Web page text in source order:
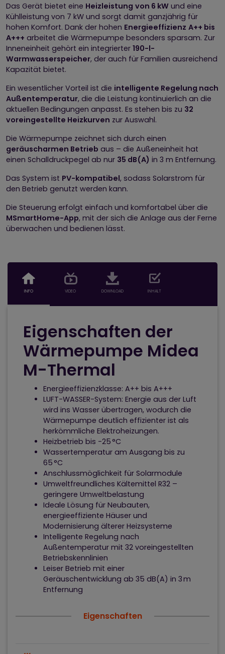
Das Gerät bietet eine Heizleistung von 6 kW und eine
Kühlleistung von 7 kW und sorgt damit ganzjährig für
hohen Komfort. Dank der hohen Energieeffizienz A++ bis
A+++ arbeitet die Wärmepumpe besonders sparsam. Zur
Inneneinheit gehört ein integrierter 190-l-
Warmwasserspeicher, der auch für Familien ausreichend
Kapazität bietet.
Ein wesentlicher Vorteil ist die intelligente Regelung nach
Außentemperatur, die die Leistung kontinuierlich an die
aktuellen Bedingungen anpasst. Es stehen bis zu 32
voreingestellte Heizkurven zur Auswahl.
Die Wärmepumpe zeichnet sich durch einen
geräuscharmen Betrieb aus – die Außeneinheit hat
einen Schalldruckpegel ab nur 35 dB(A) in 3 m Entfernung.
Das System ist PV-kompatibel, sodass Solarstrom für
den Betrieb genutzt werden kann.
Die Steuerung erfolgt einfach und komfortabel über die
MSmartHome-App, mit der sich die Anlage aus der Ferne
überwachen und bedienen lässt.
INFO VIDEO DOWNLOAD INHALT
Eigenschaften der
Wärmepumpe Midea
M-Thermal
Energieeffizienzklasse: A++ bis A+++
LUFT-WASSER-System: Energie aus der Luft
wird ins Wasser übertragen, wodurch die
Wärmepumpe deutlich effizienter ist als
herkömmliche Elektroheizungen.
Heizbetrieb bis -25 °C
Wassertemperatur am Ausgang bis zu
65 °C
Anschlussmöglichkeit für Solarmodule
Umweltfreundliches Kältemittel R32 –
geringere Umweltbelastung
Ideale Lösung für Neubauten,
energieeffiziente Häuser und
Modernisierung älterer Heizsysteme
Intelligente Regelung nach
Außentemperatur mit 32 voreingestellten
Betriebskennlinien
Leiser Betrieb mit einer
Geräuschentwicklung ab 35 dB(A) in 3 m
Entfernung
Eigenschaften